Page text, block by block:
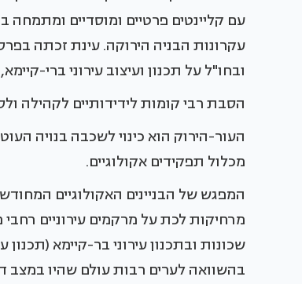
עם קליינטים פרטיים ומוסדיים ומתמחה
עקרונות הבניה הירוקה. עינת זכתה
ובחו"ל על תכנון ועיצוב עירוני ברי-
הסבת רבי קומות לידידותיים לקהילה
העור-הירוק הוא כינוי לשכבה בנויה
מכלול תפקידים אקולוגיים.
המפגש של הבניינים האקולוגיים
מרחיקות לכת על מרקמים עירוניים
שכונות ובתכנון עירוני בר-קיימא
בהשוואה לערים רבות עולם שהיו